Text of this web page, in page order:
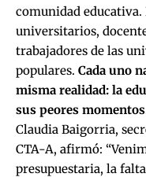
comunidad educativa.
universitarios,
trabajadores de las
populares. Cada uno
misma realidad: la
sus peores
Claudia Baigorria,
CTA-A, afirmó:
presupuestaria, la